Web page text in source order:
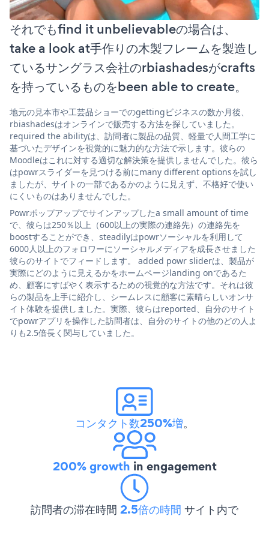
それでもfind it unbelievableの場合は、
take a look at手作りの木製フレームを製造し
ているサングラス会社のrbiashadesがcrafts
を持っているものをbeen able to create。
地元の見本市や工芸品ショーでのgettingビジネスの数か月後、
rbiashadesはオンラインで販売する方法を探していました。
required the abilityは、訪問者に製品の品質、軽量で人間工学に
基づいたデザインを視覚的に魅力的な方法で示します。彼らの
Moodleはこれに対する適切な解決策を提供しませんでした。彼ら
はpowrスライダーを見つける前にmany different optionsを試し
ましたが、サイトの一部であるかのように見えず、不格好で使い
にくいものはありませんでした。
Powrポップアップでサインアップしたa small amount of time
で、彼らは250％以上（600以上の実際の連絡先）の連絡先を
boostすることができ、steadilyはpowrソーシャルを利用して
6000人以上のフォロワーにソーシャルメディアを成長させました
彼らのサイトでフィードします。 added powr sliderは、製品が
実際にどのように見えるかをホームページlanding onであるた
め、顧客にすばやく表示するための視覚的な方法です。それは彼
らの製品を上手に紹介し、シームレスに顧客に素晴らしいオンサ
イト体験を提供しました。実際、彼らはreported、自分のサイト
でpowrアプリを操作した訪問者は、自分のサイトの他のどの人よ
りも2.5倍長く関与していました。
コンタクト数250%増。
200% growth in engagement
訪問者の滞在時間 2.5倍の時間 サイト内で